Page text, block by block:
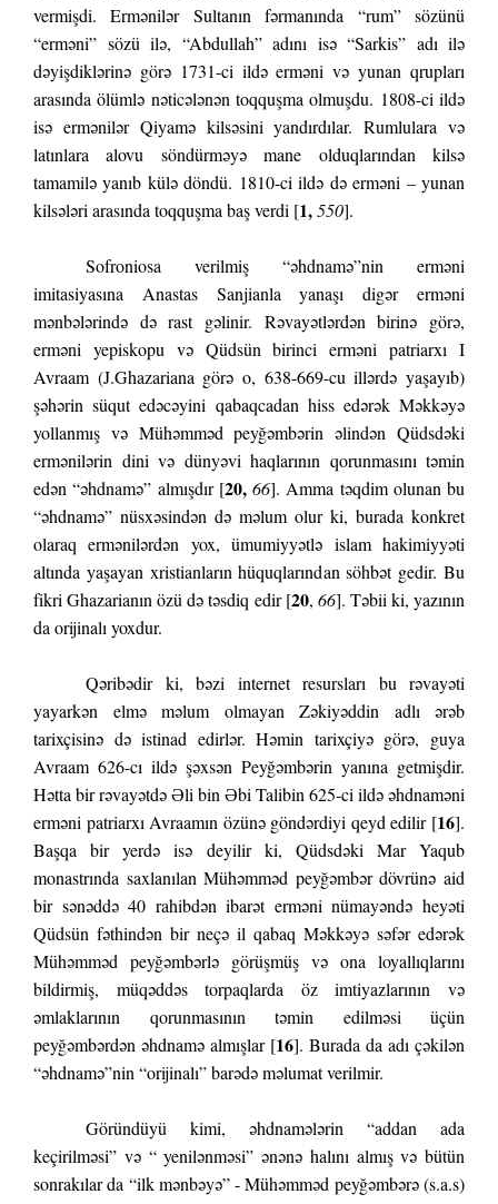
vermişdi. Ermənilər Sultanın fərmanında “rum” sözünü
“erməni” sözü ilə, “Abdullah” adını isə “Sarkis” adı ilə
dəyişdiklərinə görə 1731-ci ildə erməni və yunan qrupları
arasında ölümlə nəticələnən toqquşma olmuşdu. 1808-ci ildə
isə ermənilər Qiyamə kilsəsini yandırdılar. Rumlulara və
latınlara alovu söndürməyə mane olduqlarından kilsə
tamamilə yanıb külə döndü. 1810-ci ildə də erməni – yunan
kilsələri arasında toqquşma baş verdi [1,550].
Sofroniosa verilmiş “əhdnamə”nin erməni
imitasiyasına Anastas Sanjianla yanaşı digər erməni
mənbələrində də rast gəlinir. Rəvayətlərdən birinə görə,
erməni yepiskopu və Qüdsün birinci erməni patriarxı I
Avraam (J.Ghazariana görə o, 638-669-cu illərdə yaşayıb)
şəhərin süqut edəcəyini qabaqcadan hiss edərək Məkkəyə
yollanmış və Mühəmməd peyğəmbərin əlindən Qüdsdəki
ermənilərin dini və dünyəvi haqlarının qorunmasını təmin
edən “əhdnamə” almışdır [20, 66]. Amma təqdim olunan bu
“əhdnamə” nüsxəsindən də məlum olur ki, burada konkret
olaraq ermənilərdən yox, ümumiyyətlə islam hakimiyyəti
altında yaşayan xristianların hüquqlarından söhbət gedir. Bu
fikri Ghazarianın özü də təsdiq edir [20, 66]. Təbii ki, yazının
da orijinalı yoxdur.
Qəribədir ki, bəzi internet resursları bu rəvayəti
yayarkən elmə məlum olmayan Zəkiyəddin adlı ərəb
tarixçisinə də istinad edirlər. Həmin tarixçiyə görə, guya
Avraam 626-cı ildə şəxsən Peyğəmbərin yanına getmişdir.
Hətta bir rəvayətdə Əli bin Əbi Talibin 625-ci ildə əhdnaməni
erməni patriarxı Avraamın özünə göndərdiyi qeyd edilir [16].
Başqa bir yerdə isə deyilir ki, Qüdsdəki Mar Yaqub
monastrında saxlanılan Mühəmməd peyğəmbər dövrünə aid
bir sənəddə 40 rahibdən ibarət erməni nümayəndə heyəti
Qüdsün fəthindən bir neçə il qabaq Məkkəyə səfər edərək
Mühəmməd peyğəmbərlə görüşmüş və ona loyallıqlarını
bildirmiş, müqəddəs torpaqlarda öz imtiyazlarının və
əmlaklarının qorunmasının təmin edilməsi üçün
peyğəmbərdən əhdnamə almışlar [16]. Burada da adı çəkilən
“əhdnamə”nin “orijinalı” barədə məlumat verilmir.
Göründüyü kimi, əhdnamələrin “addan ada
keçirilməsi” və “ yenilənməsi” ənənə halını almış və bütün
sonrakılar da “ilk mənbəyə” - Mühəmməd peyğəmbərə (s.a.s)